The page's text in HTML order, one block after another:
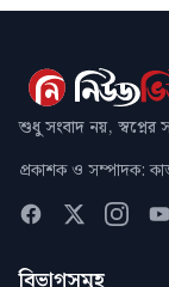
শুধু সংবাদ নয়, স্বপ্নের
প্রকাশক ও সম্পাদক: